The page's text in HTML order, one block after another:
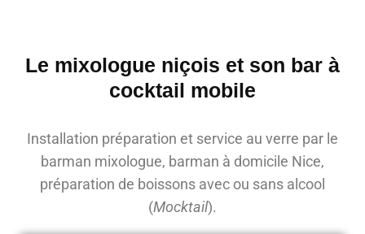
Le mixologue niçois et son bar à
cocktail mobile
Installation préparation et service au verre par le
barman mixologue, barman à domicile Nice,
préparation de boissons avec ou sans alcool
(Mocktail).